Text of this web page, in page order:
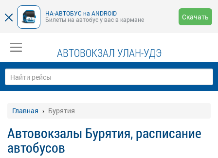
НА-АВТОБУС на ANDROID
Билеты на автобус у вас в кармане
Скачать
АВТОВОКЗАЛ УЛАН-УДЭ
Главная Бурятия
Автовокзалы Бурятия, расписание
автобусов